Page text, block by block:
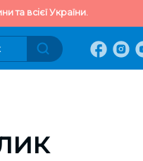
та всієї України.